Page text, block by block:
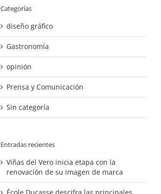
Categorías
diseño gráfico
Gastronomía
opinión
Prensa y Comunicación
Sin categoría
Entradas recientes
Viñas del Vero inicia etapa con la
renovación de su imagen de marca